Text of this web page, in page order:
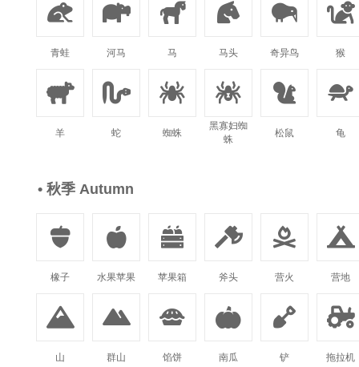
青蛙 河马 马 马头 奇异鸟 猴
羊 蛇 蜘蛛
黑寡妇蜘
蛛
松鼠 龟
橡子 水果苹果 苹果箱 斧头 营火 营地
山 群山 馅饼 南瓜 铲 拖拉机
• 秋季 Autumn
     
     
     
     